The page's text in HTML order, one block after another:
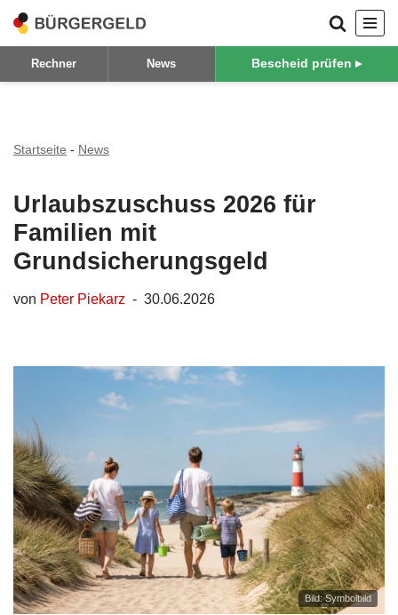
Zum
Inhalt
Rechner News Bescheid prüfen ▸
Startseite - News
Urlaubszuschuss 2026 für
Familien mit
Grundsicherungsgeld
von Peter Piekarz 30.06.2026
Bild: Symbolbild